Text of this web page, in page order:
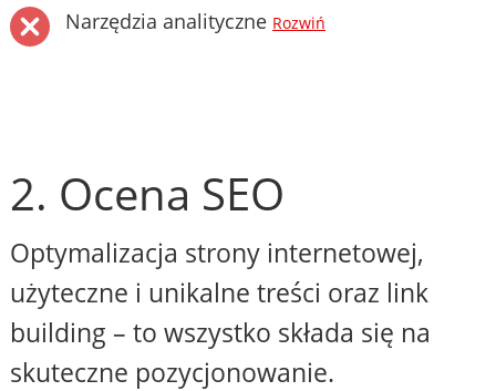
Narzędzia analityczne Rozwiń
2. Ocena SEO
Optymalizacja strony internetowej,
użyteczne i unikalne treści oraz link
building – to wszystko składa się na
skuteczne pozycjonowanie.